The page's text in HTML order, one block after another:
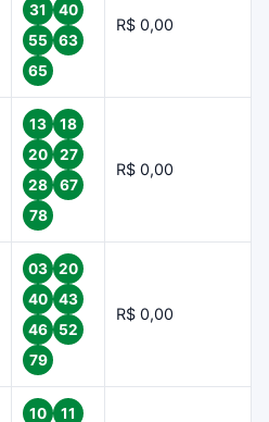
31
40
55
63
65
R$ 0,00
13
18
20
27
28
67
78
R$ 0,00
03
20
40
43
46
52
79
R$ 0,00
10 11